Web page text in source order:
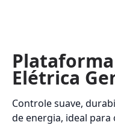
Elétrica
Controle suave,
de energia, ideal